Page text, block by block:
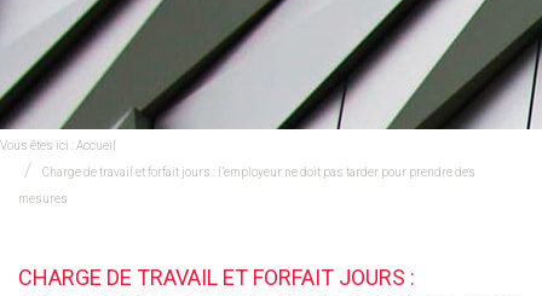
Vous êtes ici :Accueil
Charge de travail et forfait jours : l’employeur ne doit pas tarder pour prendre des
mesures
CHARGE DE TRAVAIL ET FORFAIT JOURS :